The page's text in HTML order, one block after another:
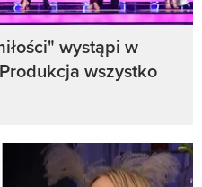
wystąpi w
wszystko